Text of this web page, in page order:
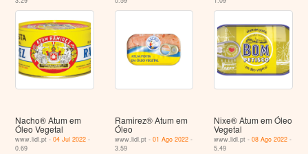
Nacho® Atum em
Óleo Vegetal
www.lidl.pt -04 Jul 2022 -
0.69
Ramirez® Atum em
Óleo
www.lidl.pt - 01 Ago 2022-
3.59
Nixe® Atum em Óleo
Vegetal
www.lidl.pt -08 Ago 2022 -
5.49